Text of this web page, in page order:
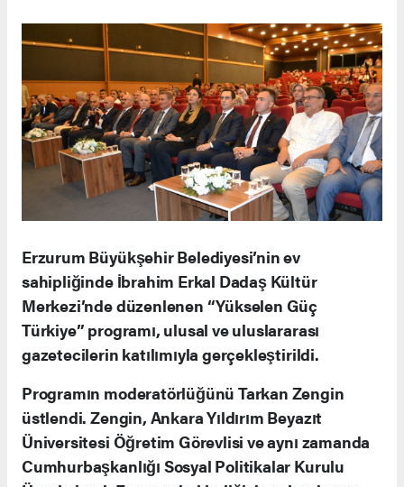
Erzurum Büyükşehir Belediyesi’nin ev
sahipliğinde İbrahim Erkal Dadaş Kültür
Merkezi’nde düzenlenen “Yükselen Güç
Türkiye” programı, ulusal ve uluslararası
gazetecilerin katılımıyla gerçekleştirildi.
Programın moderatörlüğünü Tarkan Zengin
üstlendi. Zengin, Ankara Yıldırım Beyazıt
Üniversitesi Öğretim Görevlisi ve aynı zamanda
Cumhurbaşkanlığı Sosyal Politikalar Kurulu